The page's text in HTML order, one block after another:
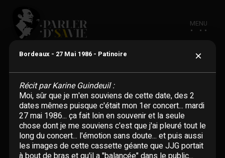
MENU
ACTUALITÉ
BIOGRAPHIE
Bordeaux - 27 Mai 1986 - Patinoire ×
Récit par Karine Guindeuil :
Moi, sûr que je m'en souviens de cette date, des 2
dates mêmes puisque c'était mon 1er concert... mardi
27 mai 1986... ça fait loin en souvenir et la seule
chose dont je me souviens c'est que j'ai pleuré tout le
long du concert... l'émotion sans doute... et puis aussi
les images de cette cassette géante que JJG portait